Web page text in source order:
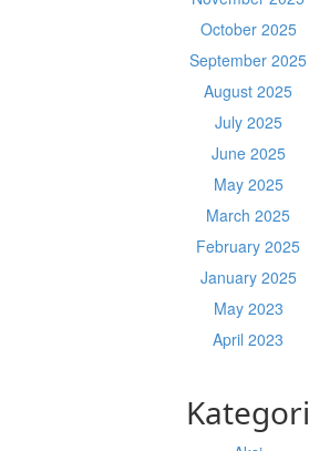
October 2025
September 2025
August 2025
July 2025
June 2025
May 2025
March 2025
February 2025
January 2025
May 2023
April 2023
Kategori